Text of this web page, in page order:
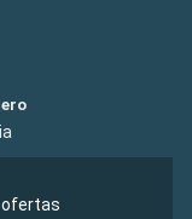
ofertas